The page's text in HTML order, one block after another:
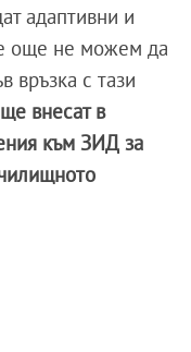
адаптивни и
още не можем да
връзка с тази
ще внесат в
към ЗИД за